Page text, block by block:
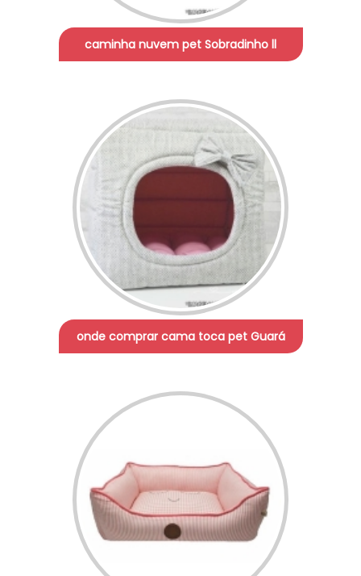
caminha nuvem pet Sobradinho ll
onde comprar cama toca pet Guará